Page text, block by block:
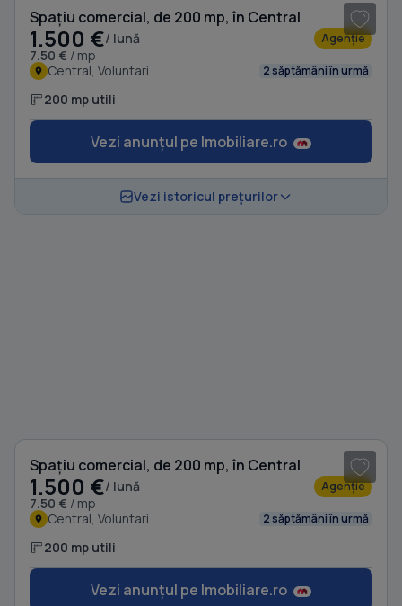
Spațiu comercial, de 200 mp, în Central
1.500 €/ lună
7.50 € / mp
Agenție
Central, Voluntari 2 săptămâni în urmă
200 mp utili
Vezi anunțul pe Imobiliare.ro
Vezi istoricul prețurilor
Spațiu comercial, de 200 mp, în Central
1.500 €/ lună
7.50 € / mp
Agenție
Central, Voluntari 2 săptămâni în urmă
200 mp utili
Vezi anunțul pe Imobiliare.ro